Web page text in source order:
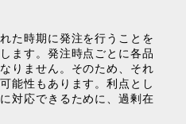
た時期に発注を行うことを
ます。発注時点ごとに各品
りません。そのため、それ
能性もあります。利点とし
対応できるために、過剰在